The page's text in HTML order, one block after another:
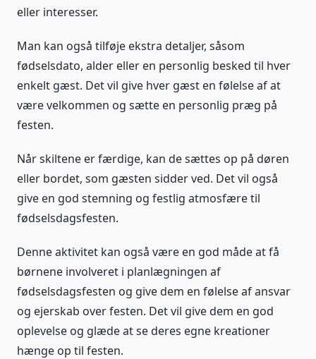
eller interesser.
Man kan også tilføje ekstra detaljer, såsom
fødselsdato, alder eller en personlig besked til hver
enkelt gæst. Det vil give hver gæst en følelse af at
være velkommen og sætte en personlig præg på
festen.
Når skiltene er færdige, kan de sættes op på døren
eller bordet, som gæsten sidder ved. Det vil også
give en god stemning og festlig atmosfære til
fødselsdagsfesten.
Denne aktivitet kan også være en god måde at få
børnene involveret i planlægningen af
fødselsdagsfesten og give dem en følelse af ansvar
og ejerskab over festen. Det vil give dem en god
oplevelse og glæde at se deres egne kreationer
hænge op til festen.